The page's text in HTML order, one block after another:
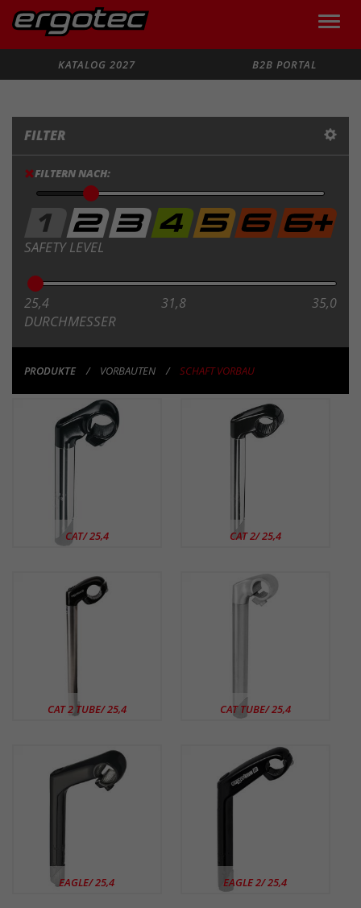
Toggle
KATALOG 2027
B2B PORTAL
FILTER
FILTERN NACH:
SAFETY LEVEL
25,4 31,8 35,0
DURCHMESSER
PRODUKTE VORBAUTEN SCHAFT VORBAU
PRODUKTE
CAT/ 25,4 CAT 2/ 25,4
CAT 2 TUBE/ 25,4 CAT TUBE/ 25,4
EAGLE/ 25,4 EAGLE 2/ 25,4